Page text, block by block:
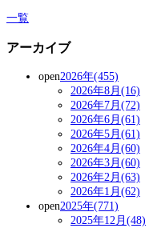
一覧
アーカイブ
open2026年(455)
2026年8月(16)
2026年7月(72)
2026年6月(61)
2026年5月(61)
2026年4月(60)
2026年3月(60)
2026年2月(63)
2026年1月(62)
open2025年(771)
2025年12月(48)